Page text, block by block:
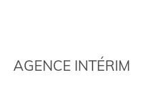
AGENCE INTÉRIM